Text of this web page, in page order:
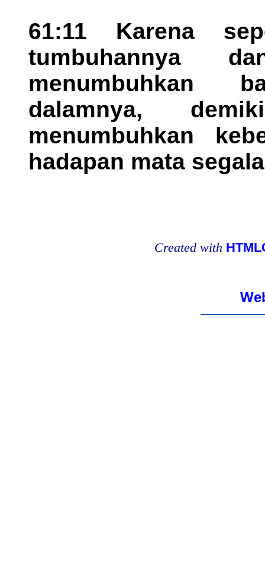
61:11 Karena
tumbuhannya
menumbuhkan
dalamnya,
menumbuhkan
hadapan mata
Created with